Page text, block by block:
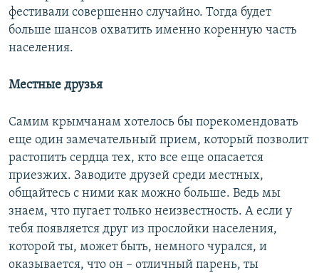
фестивали совершенно случайно. Тогда будет
больше шансов охватить именно коренную часть
населения.
Местные друзья
Самим крымчанам хотелось бы порекомендовать
еще один замечательный прием, который позволит
растопить сердца тех, кто все еще опасается
приезжих. Заводите друзей среди местных,
общайтесь с ними как можно больше. Ведь мы
знаем, что пугает только неизвестность. А если у
тебя появляется друг из прослойки населения,
которой ты, может быть, немного чурался, и
оказывается, что он – отличный парень, ты